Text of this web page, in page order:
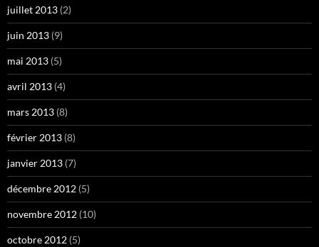
juillet 2013 (2)
juin 2013 (9)
mai 2013 (5)
avril 2013 (4)
mars 2013 (8)
février 2013 (8)
janvier 2013 (7)
décembre 2012 (5)
novembre 2012 (10)
octobre 2012 (5)